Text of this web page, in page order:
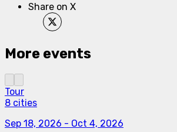
Share on X
More events
Tour
8 cities
Sep 18, 2026 - Oct 4, 2026